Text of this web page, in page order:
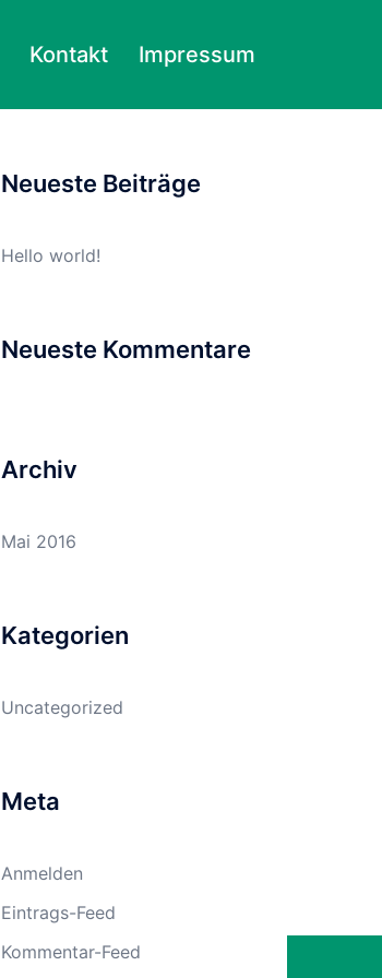
Kontakt Impressum
Suchen
Neueste Beiträge
Hello world!
Neueste Kommentare
Archiv
Mai 2016
Kategorien
Uncategorized
Meta
Anmelden
Eintrags-Feed
Kommentar-Feed